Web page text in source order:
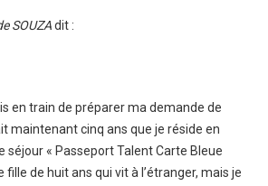
SOUZAdit :
en train de préparer ma demande de
maintenant cinq ans que je réside en
séjour « Passeport Talent Carte Bleue
fille de huit ans qui vit à l’étranger, mais je